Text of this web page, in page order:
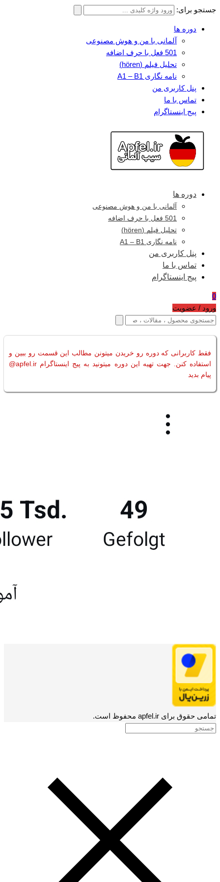
جستجو برای:
دوره ها
آلمانی با من و هوش مصنوعی
501 فعل با حرف اضافه
تحلیل فیلم (hören)
نامه نگاری A1 – B1
پنل کاربری من
تماس با ما
پیج اینستاگرام
دوره ها
آلمانی با من و هوش مصنوعی
501 فعل با حرف اضافه
تحلیل فیلم (hören)
نامه نگاری A1 – B1
پنل کاربری من
تماس با ما
پیج اینستاگرام
0
ورود / عضویت
فقط کاربرانی که دوره رو خریدن میتونن مطالب این قسمت رو ببین و
استفاده کنن. جهت تهیه این دوره میتونید به پیج اینستاگرام apfel.ir@
پیام بدید
تمامی حقوق برای apfel.ir محفوظ است.